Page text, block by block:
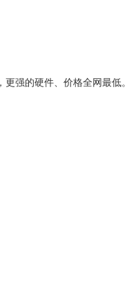
强的硬件、价格全网最低。